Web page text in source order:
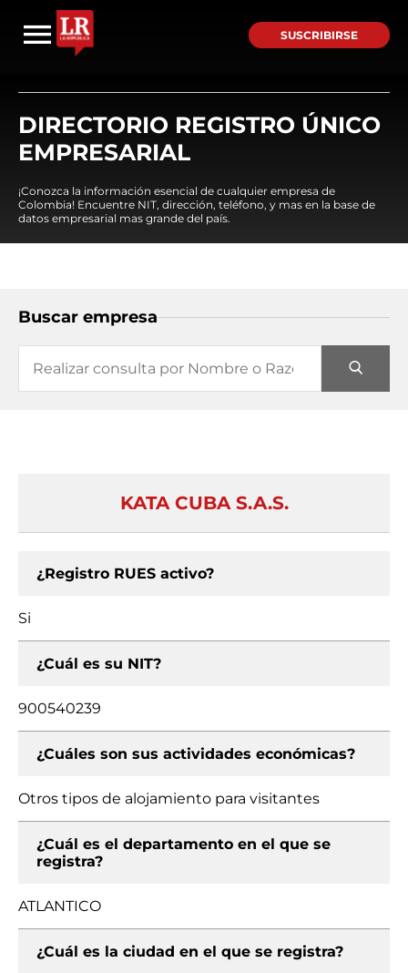
SUSCRIBIRSE
DIRECTORIO REGISTRO ÚNICO
EMPRESARIAL
¡Conozca la información esencial de cualquier empresa de
Colombia! Encuentre NIT, dirección, teléfono, y mas en la base de
datos empresarial mas grande del país.
Buscar empresa
KATA CUBA S.A.S.
¿Registro RUES activo?
Si
¿Cuál es su NIT?
900540239
¿Cuáles son sus actividades económicas?
Otros tipos de alojamiento para visitantes
¿Cuál es el departamento en el que se
registra?
ATLANTICO
¿Cuál es la ciudad en el que se registra?